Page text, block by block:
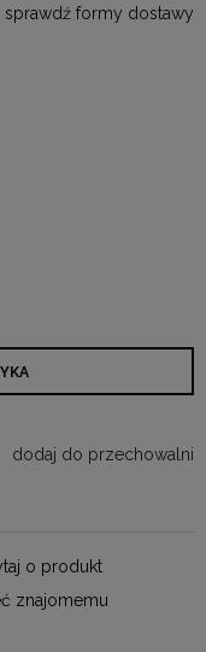
sprawdź formy dostawy
dodaj do przechowalni
o produkt
znajomemu